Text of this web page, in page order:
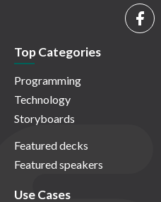
Top Categories
Programming
Technology
Storyboards
Featured decks
Featured speakers
Use Cases